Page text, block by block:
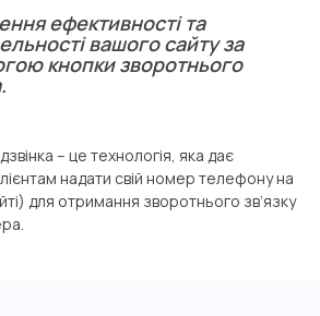
телефонне опитування
зворотний дзвінок
ефективності та
вашого сайту за
кнопки зворотнього
– це технологія, яка дає
надати свій номер телефону на
для отримання зворотнього зв’язку